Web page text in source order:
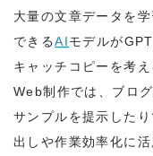
大量の文章データを
できるAIモデルが
キャッチコピーを考
Web制作では、ブロ
サンプルを提示した
出しや作業効率化に